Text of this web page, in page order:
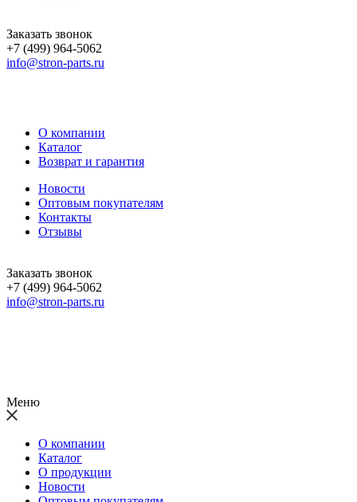
Заказать звонок
+7 (499) 964-5062
info@stron-parts.ru
О компании
Каталог
Возврат и гарантия
Новости
Оптовым покупателям
Контакты
Отзывы
Заказать звонок
+7 (499) 964-5062
info@stron-parts.ru
Меню
О компании
Каталог
О продукции
Новости